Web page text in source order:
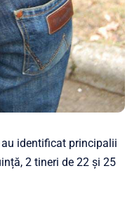
identificat principalii
2 tineri de 22 și 25